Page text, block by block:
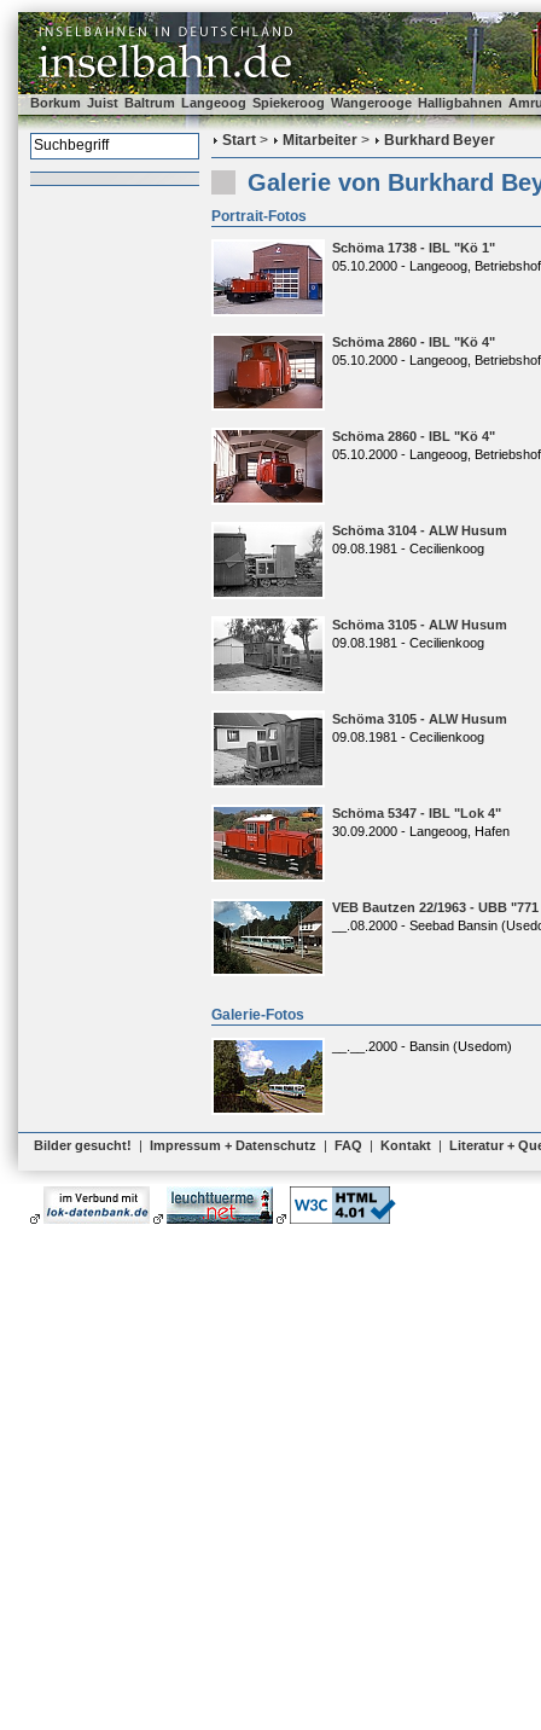
Borkum Juist Baltrum Langeoog Spiekeroog Wangerooge Halligbahnen
Start > Mitarbeiter > Burkhard Beyer
Galerie von Burkhard
Portrait-Fotos
Schöma 1738 - IBL "Kö 1"
05.10.2000 - Langeoog, Betriebshof
Schöma 2860 - IBL "Kö 4"
05.10.2000 - Langeoog, Betriebshof
Schöma 2860 - IBL "Kö 4"
05.10.2000 - Langeoog, Betriebshof
Schöma 3104 - ALW Husum
09.08.1981 - Cecilienkoog
Schöma 3105 - ALW Husum
09.08.1981 - Cecilienkoog
Schöma 3105 - ALW Husum
09.08.1981 - Cecilienkoog
Schöma 5347 - IBL "Lok 4"
30.09.2000 - Langeoog, Hafen
VEB Bautzen 22/1963 - UBB
__.08.2000 - Seebad Bansin
Galerie-Fotos
__.__.2000 - Bansin (Usedom)
Bilder gesucht! | Impressum + Datenschutz | FAQ | Kontakt | Literatur +